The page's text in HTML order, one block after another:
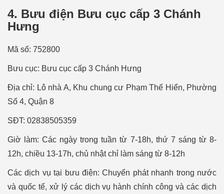
4. Bưu điện Bưu cục cấp 3 Chánh
Hưng
Mã số: 752800
Bưu cục: Bưu cục cấp 3 Chánh Hưng
Địa chỉ: Lô nhà A, Khu chung cư Phạm Thế Hiển, Phường
Số 4, Quận 8
SÐT: 02838505359
Giờ làm: Các ngày trong tuần từ 7-18h, thứ 7 sáng từ 8-
12h, chiều 13-17h, chủ nhật chỉ làm sáng từ 8-12h
Các dịch vụ tại bưu điện: Chuyển phát nhanh trong nước
và quốc tế, xử lý các dịch vụ hành chính công và các dịch